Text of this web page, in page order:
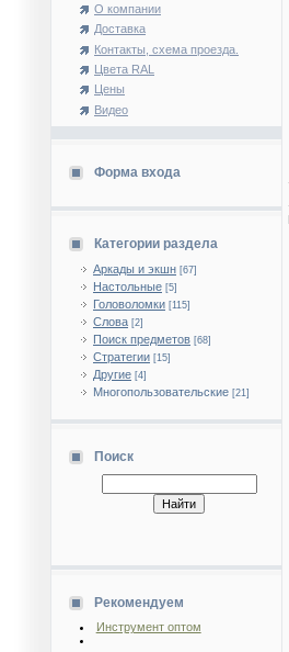
О компании
Доставка
Контакты, схема проезда.
Цвета RAL
Цены
Видео
Форма входа
Категории раздела
Аркады и экшн [67]
Настольные [5]
Головоломки [115]
Слова [2]
Поиск предметов [68]
Стратегии [15]
Другие [4]
Многопользовательские [21]
Поиск
Рекомендуем
Инструмент оптом